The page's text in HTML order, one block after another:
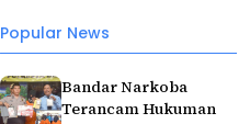
Popular News
Bandar Narkoba
Terancam Hukuman